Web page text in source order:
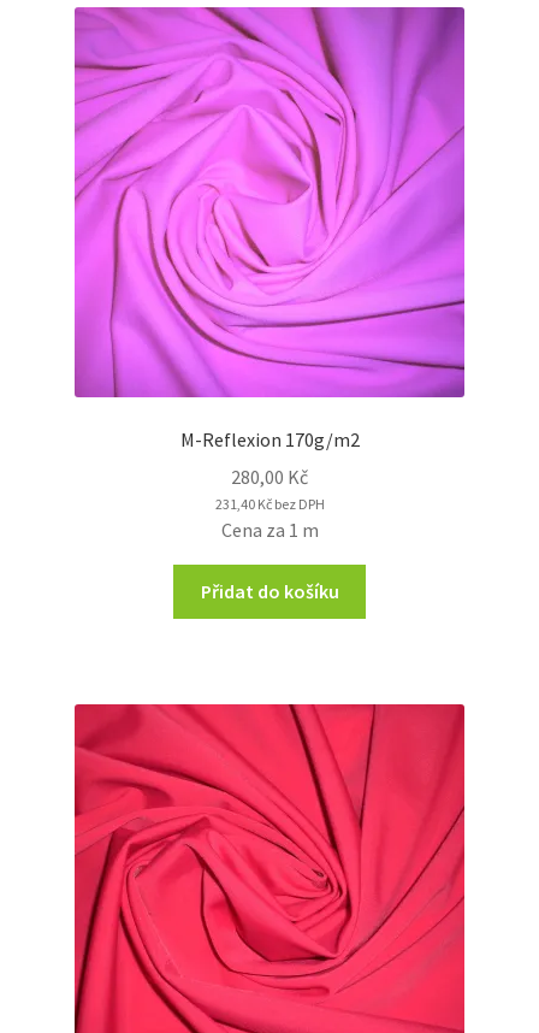
M-Reflexion 170g/m2
280,00 Kč
231,40 Kčbez DPH
Cena za 1 m
Přidat do košíku